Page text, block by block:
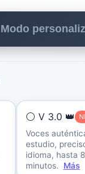
Modo
⚪ V 3.0 👑
Voces
estudio,
idioma, hasta 8
minutos.
Más